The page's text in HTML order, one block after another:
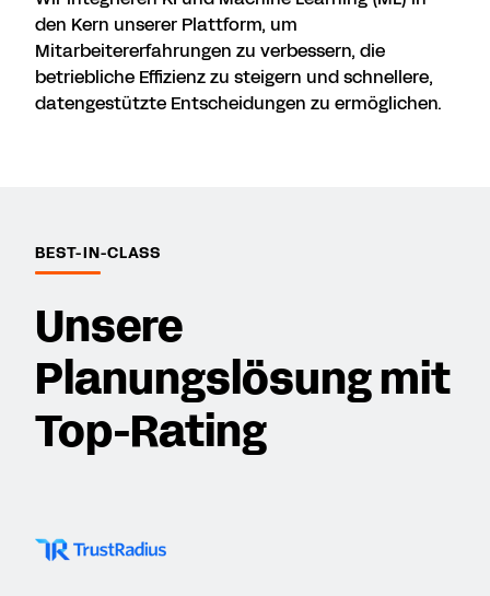
den Kern unserer Plattform, um
Mitarbeitererfahrungen zu verbessern, die
betriebliche Effizienz zu steigern und schnellere,
datengestützte Entscheidungen zu ermöglichen.
BEST-IN-CLASS
Unsere
Planungslösung mit
Top-Rating